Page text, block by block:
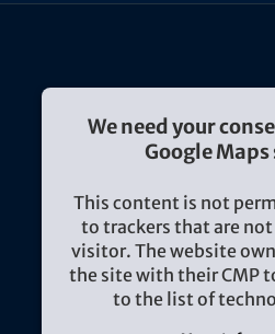
We need your
Google Maps
This content is not
to trackers that are
visitor. The website
the site with their CMP
to the list of